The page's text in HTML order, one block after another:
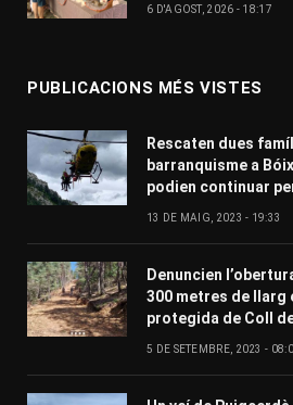
6 D'AGOST, 2026 - 18:17
PUBLICACIONS MÉS VISTES
Rescaten dues
barranquisme a
podien continuar
13 DE MAIG, 2023 - 19:33
Denuncien
300 metres de llarg
protegida de Coll
5 DE SETEMBRE, 2023 -